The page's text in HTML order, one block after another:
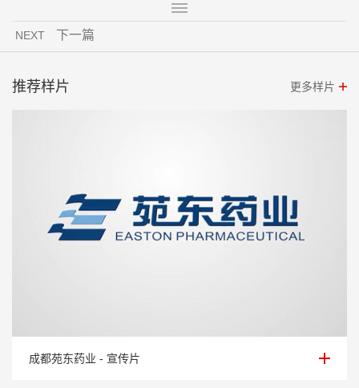
NEXT 下一篇
推荐样片 更多样片
成都苑东药业 - 宣传片
成都苑东药业 - 宣传片